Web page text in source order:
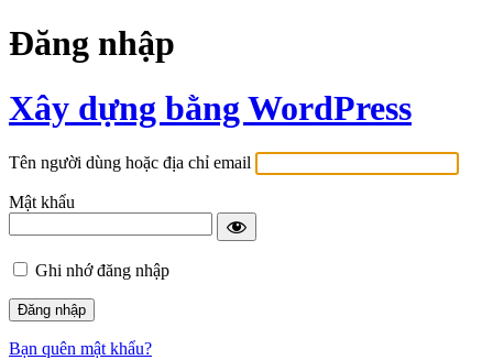
Đăng nhập
Xây dựng bằng WordPress
Tên người dùng hoặc địa chỉ email
Mật khẩu
Ghi nhớ đăng nhập
Bạn quên mật khẩu?